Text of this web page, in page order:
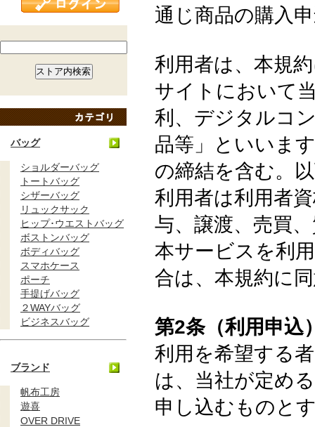
バッグ
ショルダーバッグ
トートバッグ
シザーバッグ
リュックサック
ヒップ･ウエストバッグ
ボストンバッグ
ボディバッグ
スマホケース
ポーチ
手提げバッグ
２WAYバッグ
ビジネスバッグ
ブランド
帆布工房
遊喜
OVER DRIVE
通じ商品の購入
利用者は、本規
サイトにおいて
利、デジタルコ
品等」といいま
の締結を含む。
利用者は利用者
与、譲渡、売買
本サービスを利
合は、本規約に
第2条（利用申込
利用を希望する
は、当社が定め
申し込むものと